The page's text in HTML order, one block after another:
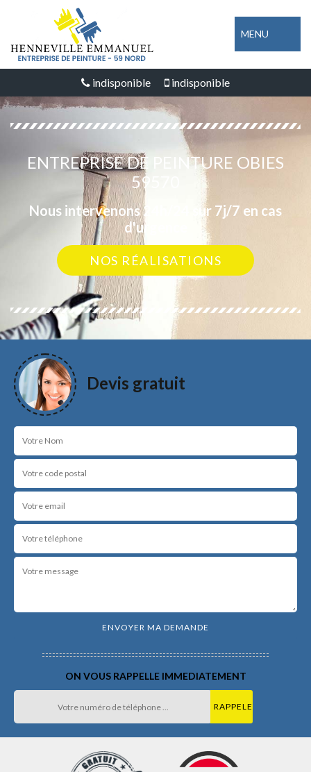
MENU
indisponible indisponible
ENTREPRISE DE PEINTURE OBIES
59570
Nous intervenons 24h/24 sur 7j/7 en cas
d'urgence
NOS RÉALISATIONS
Devis gratuit
ON VOUS RAPPELLE IMMEDIATEMENT